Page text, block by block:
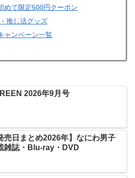
めて限定500円クーポン
推し活グッズ
ャンペーン一覧
2026年9月号
売日まとめ2026年】なにわ男子
雑誌・Blu-ray・DVD